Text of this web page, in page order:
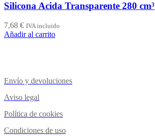
Silicona Acida Transparente 280 cm³
7,68 € IVA incluido
Añadir al carrito
Envío y devoluciones
Aviso legal
Política de cookies
Condiciones de uso